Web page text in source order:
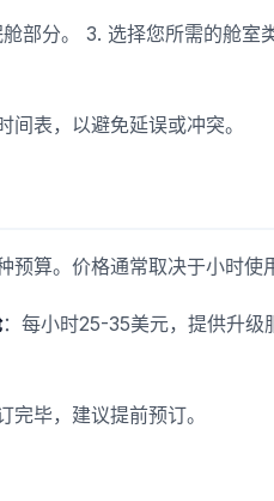
部分。 3. 选择您所需的舱室
表，以避免延误或冲突。
预算。价格通常取决于小时使
：每小时25-35美元，提供升级
毕，建议提前预订。